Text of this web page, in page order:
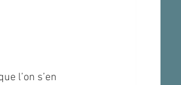
l’on s’en